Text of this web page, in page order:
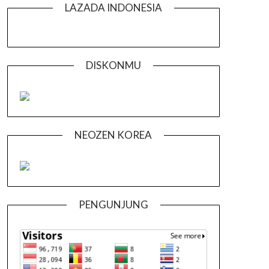
LAZADA INDONESIA
DISKONMU
NEOZEN KOREA
PENGUNJUNG